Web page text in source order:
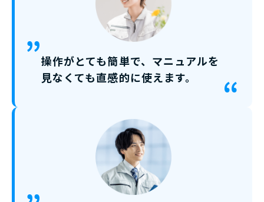
操作がとても簡単で、マニュアルを
見なくても直感的に使えます。